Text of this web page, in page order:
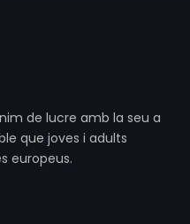
de lucre amb la seu a
que joves i adults
europeus.